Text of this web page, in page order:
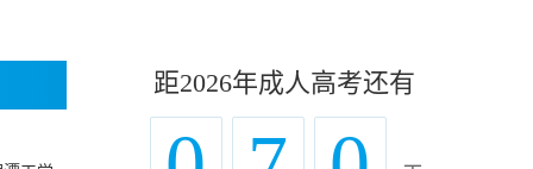
距2026年成人高考还有